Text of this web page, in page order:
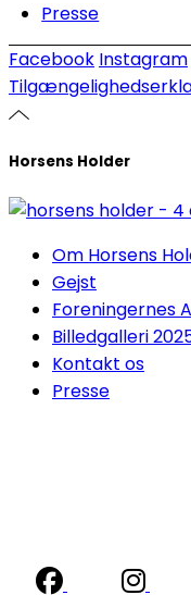
Presse
Facebook Instagram
Horsens Holder
Om Horsens
Gejst
Foreningernes
Billedgalleri
Kontakt os
Presse